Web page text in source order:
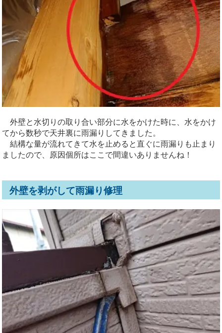
外壁と水切りの取り合い部分に水をかけた時に、水をかけ
てから数秒で天井裏に雨漏りしてきました。
結構な量が流れてきて水を止めると直ぐに雨漏りも止まり
ましたので、原因個所はここで間違いありませんね！
外壁を剥がして雨漏り修理